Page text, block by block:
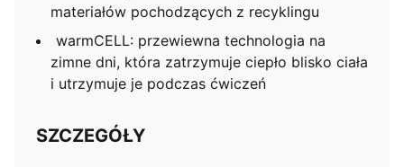
materiałów pochodzących z recyklingu
warmCELL: przewiewna technologia na
zimne dni, która zatrzymuje ciepło blisko ciała
i utrzymuje je podczas ćwiczeń
SZCZEGÓŁY